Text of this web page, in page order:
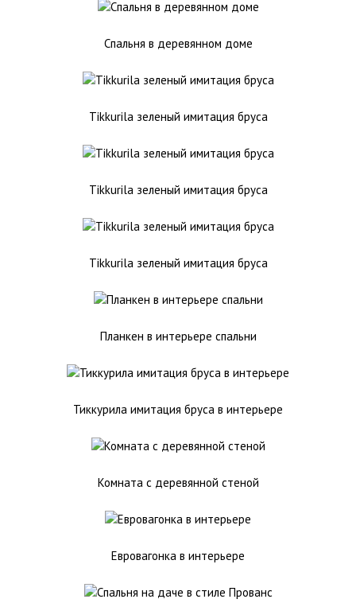
Спальня в деревянном доме
Tikkurila зеленый имитация бруса
Tikkurila зеленый имитация бруса
Tikkurila зеленый имитация бруса
Планкен в интерьере спальни
Тиккурила имитация бруса в интерьере
Комната с деревянной стеной
Евровагонка в интерьере